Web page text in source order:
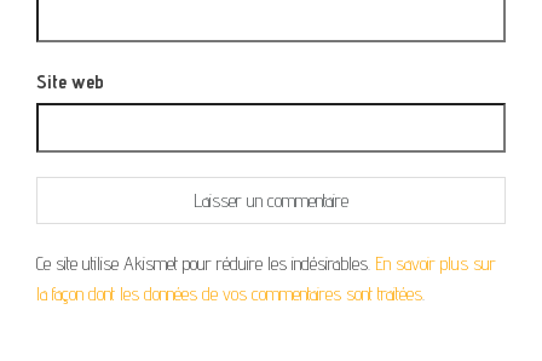
Site web
Ce site utilise Akismet pour réduire les indésirables. En savoir plus sur
la façon dont les données de vos commentaires sont traitées.